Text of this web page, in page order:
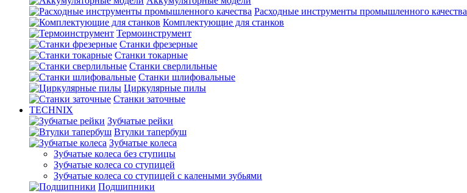
Расходные инструменты промышленного качества
Комплектующие для станков
Термоинструмент
Станки фрезерные
Станки токарные
Станки сверлильные
Станки шлифовальные
Циркулярные пилы
Станки заточные
TECHNIX
Зубчатые рейки
Втулки тапербуш
Зубчатые колеса
Зубчатые колеса без ступицы
Зубчатые колеса со ступицей
Зубчатые колеса со ступицей с калеными зубьями
Подшипники